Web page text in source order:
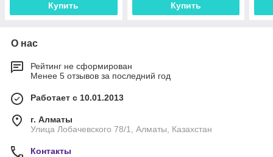
Купить Купить
О нас
Рейтинг не сформирован
Менее 5 отзывов за последний год
Работает с 10.01.2013
г. Алматы
Улица Лобачевского 78/1, Алматы, Казахстан
Контакты